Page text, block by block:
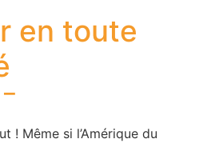
en toute
! Même si l’Amérique du